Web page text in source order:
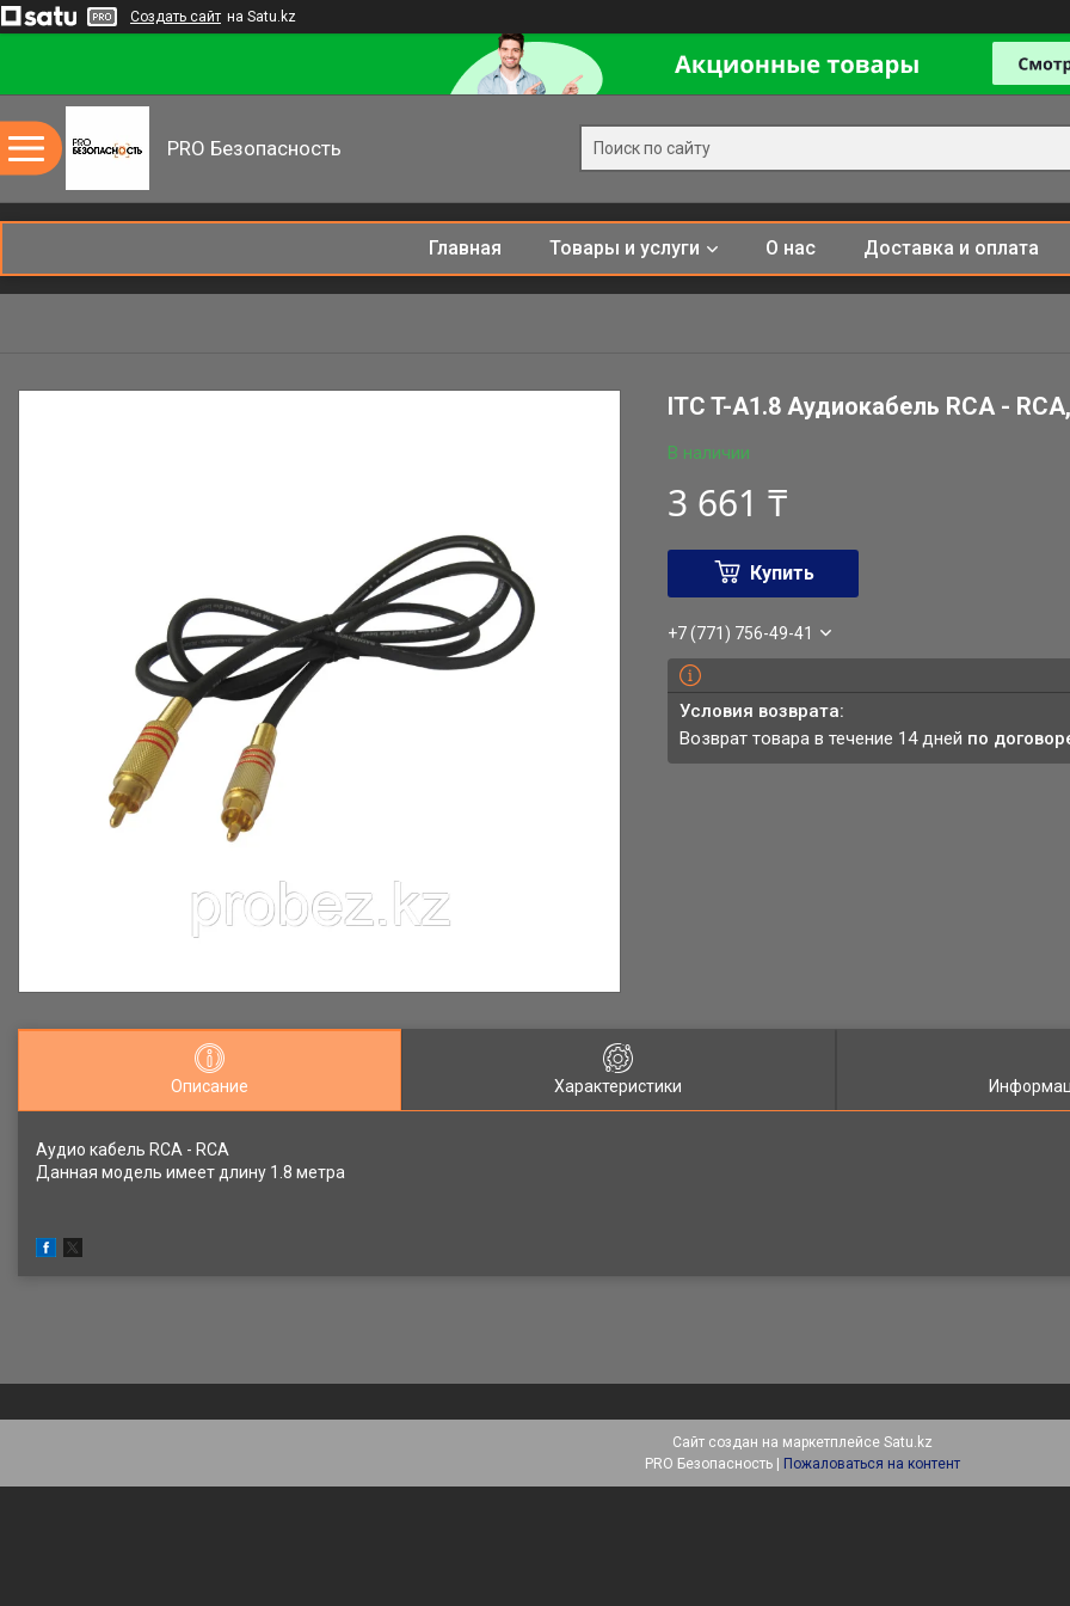
Создать сайт на Satu.kz
PRO Безопасность
Главная Товары и услуги О нас Доставка и оплата
ITC T-A1.8 Аудиокабель RCA -
В наличии
3 661 ₸
Купить
+7 (771) 756-49-41
возврат товара в течение 14 дней по
Описание Характеристики
Аудио кабель RCA - RCA
Данная модель имеет длину 1.8 метра
Сайт создан на маркетплейсе Satu.kz
Пожаловаться на контент